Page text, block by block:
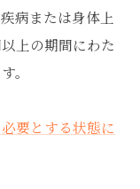
病または身体上
上の期間にわた
。
要とする状態に